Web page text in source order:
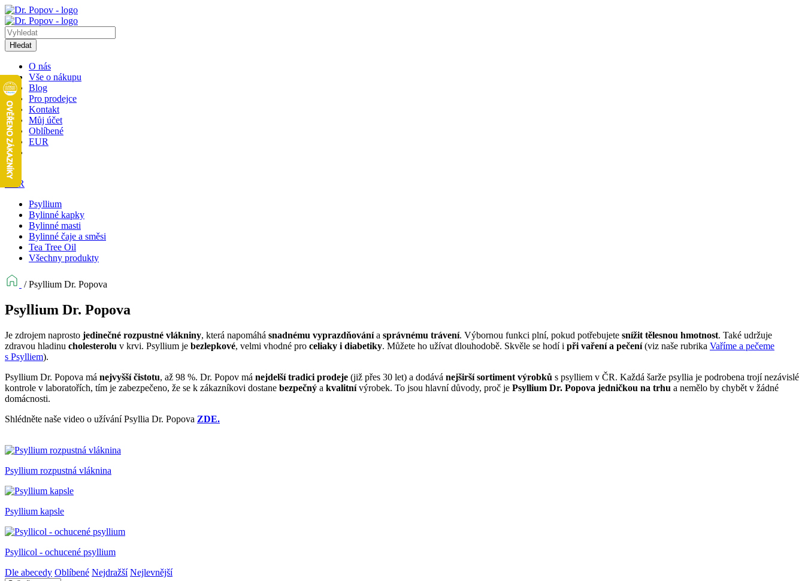
Hledat
O nás
Vše o nákupu
Blog
Pro prodejce
Kontakt
Můj účet
Oblíbené
EUR
1
EUR
Psyllium
Bylinné kapky
Bylinné masti
Bylinné čaje a směsi
Tea Tree Oil
Všechny produkty
/Psyllium Dr. Popova
Psyllium Dr. Popova
Je zdrojem naprosto jedinečné rozpustné vlákniny, která napomáhá snadnému vyprazdňovánía správnému trávení. Výbornou funkci plní, pokud potřebujete snížit tělesnou hmotnost. Také udržuje
zdravou hladinu cholesterolu v krvi. Psyllium je bezlepkové, velmi vhodné pro celiaky i diabetiky. Můžete ho užívat dlouhodobě. Skvěle se hodí i při vaření a pečení(viz naše rubrika Vaříme a pečeme
s Psylliem).
Psyllium Dr. Popova má nejvyšší čistotu, až 98 %. Dr. Popov má nejdelší tradici prodeje (již přes 30 let) a dodává nejširší sortiment výrobků s psylliem v ČR. Každá šarže psyllia je podrobena trojí nezávislé
kontrole v laboratořích, tím je zabezpečeno, že se k zákazníkovi dostane bezpečný a kvalitnívýrobek. To jsou hlavní důvody, proč je Psyllium Dr. Popova jedničkou na trhu a nemělo by chybět v žádné
domácnosti.
Shlédněte naše video o užívání Psyllia Dr. Popova ZDE.
Psyllium rozpustná vláknina
Psyllium kapsle
Psyllicol - ochucené psyllium
Dle abecedy Oblíbené Nejdražší Nejlevnější